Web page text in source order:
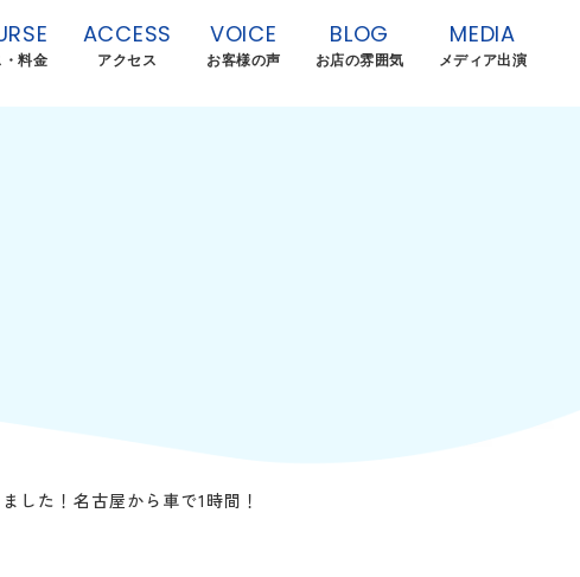
・料金
ACCESS
アクセス
VOICE
お客様の声
BLOG
お店の雰囲気
MEDIA
メディア出演
した！名古屋から車で1時間！